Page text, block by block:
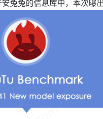
兔兔的信息库中，本次曝